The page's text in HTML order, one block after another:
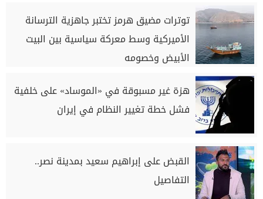
توترات مضيق هرمز تختبر جاهزية الترسانة
الأميركية وسط معركة سياسية بين البيت
الأبيض وخصومه
هزة غير مسبوقة في «الموساد» على خلفية
فشل خطة تغيير النظام في إيران
القبض على إبراهيم سعيد بمدينة نصر..
التفاصيل